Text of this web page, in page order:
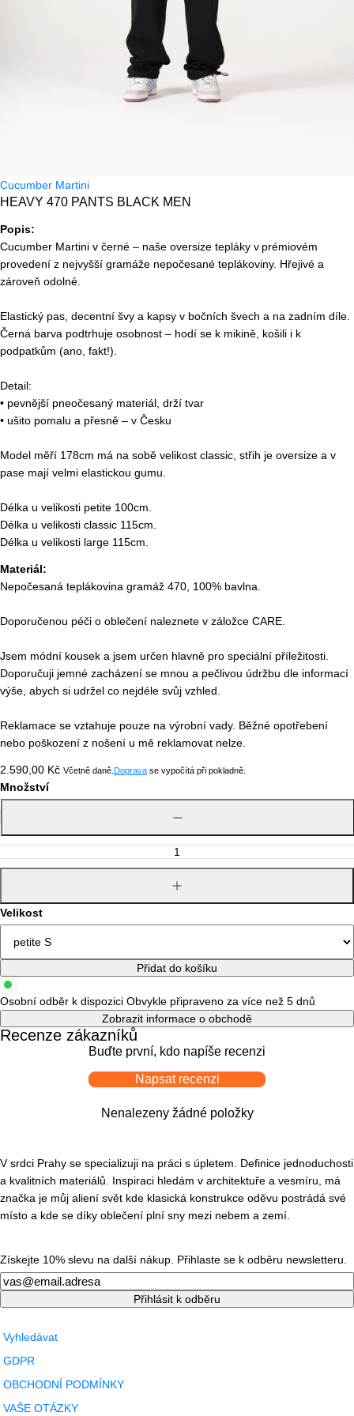
Cucumber Martini
HEAVY 470 PANTS BLACK MEN
Popis:
Cucumber Martini v černé – naše oversize tepláky v prémiovém
provedení z nejvyšší gramáže nepočesané teplákoviny. Hřejivé a
zároveň odolné.
Elastický pas, decentní švy a kapsy v bočních švech a na zadním díle.
Černá barva podtrhuje osobnost – hodí se k mikině, košili i k
podpatkům (ano, fakt!).
Detail:
• pevnější pneočesaný materiál, drží tvar
• ušito pomalu a přesně – v Česku
Model měří 178cm má na sobě velikost classic, střih je oversize a v
pase mají velmi elastickou gumu.
Délka u velikosti petite 100cm.
Délka u velikosti classic 115cm.
Délka u velikosti large 115cm.
Materiál:
Nepočesaná teplákovina gramáž 470, 100% bavlna.
Doporučenou péči o oblečení naleznete v záložce CARE.
Jsem módní kousek a jsem určen hlavně pro speciální příležitosti.
Doporučuji jemné zacházení se mnou a pečlivou údržbu dle informací
výše, abych si udržel co nejdéle svůj vzhled.
Reklamace se vztahuje pouze na výrobní vady. Běžné opotřebení
nebo poškození z nošení u mě reklamovat nelze.
Běžná
cena
2.590,00 Kč Včetně daně. Doprava se vypočítá při pokladně.
Množství
Snížit
Zvýšit
Velikost
Přidat do košíku
Osobní odběr k dispozici Obvykle připraveno za více než 5 dnů
Zobrazit informace o obchodě
Recenze zákazníků
Buďte první, kdo napíše recenzi
Napsat recenzi
Nenalezeny žádné položky
V srdci Prahy se specializuji na práci s úpletem. Definice jednoduchosti
a kvalitních materiálů. Inspiraci hledám v architektuře a vesmíru, má
značka je můj aliení svět kde klasická konstrukce oděvu postrádá své
místo a kde se díky oblečení plní sny mezi nebem a zemí.
Získejte 10% slevu na další nákup. Přihlaste se k odběru newsletteru.
Newsletter
Přihlásit k odběru
Vyhledávat
GDPR
OBCHODNÍ PODMÍNKY
VAŠE OTÁZKY